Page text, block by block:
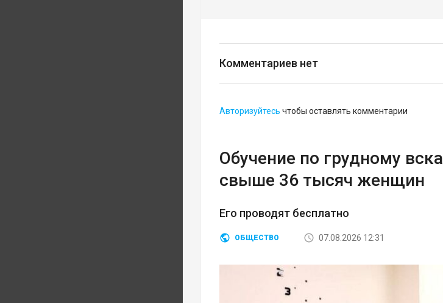
Комментариев нет
Авторизуйтесь чтобы оставлять комментарии
Обучение по грудному
свыше 36 тысяч женщин
Его проводят бесплатно
ОБЩЕСТВО 07.08.2026 12:31